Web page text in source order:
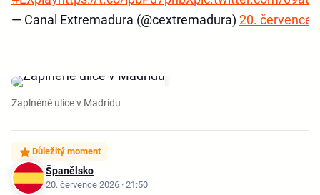
— Canal Extremadura (@cextremadura) 20. července
Zaplněné ulice v Madridu
Důležitý moment
Španělsko
20. července 2026 · 21:50